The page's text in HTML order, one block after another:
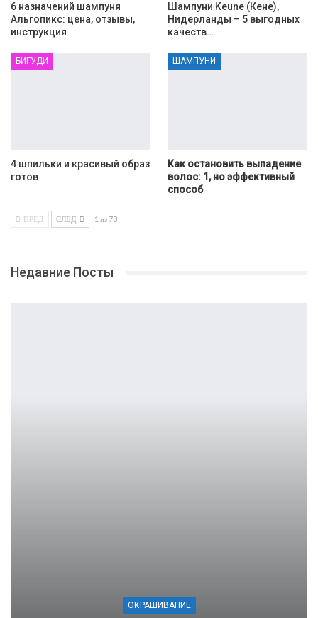
6 назначений шампуня
Альгопикс: цена, отзывы,
инструкция
Шампуни Keune (Кене),
Нидерланды – 5 выгодных
качеств…
БИГУДИ
4 шпильки и красивый образ
готов
ШАМПУНИ
Как остановить выпадение
волос: 1, но эффективный
способ
ПРЕД СЛЕД 1 из 73
Недавние Посты
ОКРАШИВАНИЕ